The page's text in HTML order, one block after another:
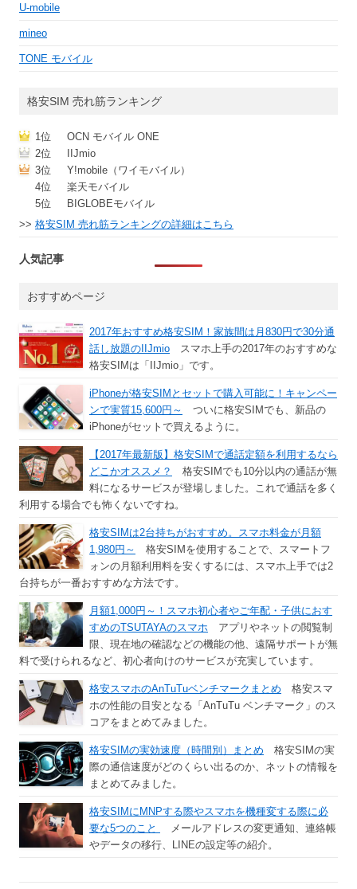
U-mobile
mineo
TONE モバイル
格安SIM 売れ筋ランキング
1位
OCN モバイル ONE
2位
IIJmio
3位
Y!mobile（ワイモバイル）
4位
楽天モバイル
5位
BIGLOBEモバイル
>> 格安SIM 売れ筋ランキングの詳細はこちら
人気記事
おすすめページ
2017年おすすめ格安SIM！家族間は月830円で30分通
話し放題のIIJmio スマホ上手の2017年のおすすめな
格安SIMは「IIJmio」です。
iPhoneが格安SIMとセットで購入可能に！キャンペー
ンで実質15,600円～
ついに格安SIMでも、新品の
iPhoneがセットで買えるように。
【2017年最新版】格安SIMで通話定額を利用するなら
どこかオススメ？
格安SIMでも10分以内の通話が無
料になるサービスが登場しました。これで通話を多く
利用する場合でも怖くないですね。
格安SIMは2台持ちがおすすめ。スマホ料金が月額
1,980円～
格安SIMを使用することで、スマートフ
ォンの月額利用料を安くするには、スマホ上手では2
台持ちが一番おすすめな方法です。
月額1,000円～！スマホ初心者やご年配・子供におす
すめのTSUTAYAのスマホ アプリやネットの閲覧制
限、現在地の確認などの機能の他、遠隔サポートが無
料で受けられるなど、初心者向けのサービスが充実しています。
格安スマホのAnTuTuベンチマークまとめ 格安スマ
ホの性能の目安となる「AnTuTu ベンチマーク」のス
コアをまとめてみました。
格安SIMの実効速度（時間別）まとめ 格安SIMの実
際の通信速度がどのくらい出るのか、ネットの情報を
まとめてみました。
格安SIMにMNPする際やスマホを機種変する際に必
要な5つのこと
メールアドレスの変更通知、連絡帳
やデータの移行、LINEの設定等の紹介。